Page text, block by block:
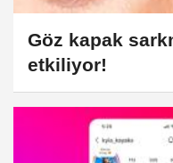
Göz kapak
etkiliyor!